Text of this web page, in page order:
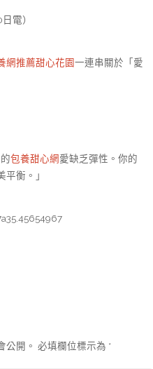
日電）
網推薦甜心花園一連串關於「愛
包養甜心網愛缺乏彈性。你的
衡。」
公開。 必填欄位標示為 *